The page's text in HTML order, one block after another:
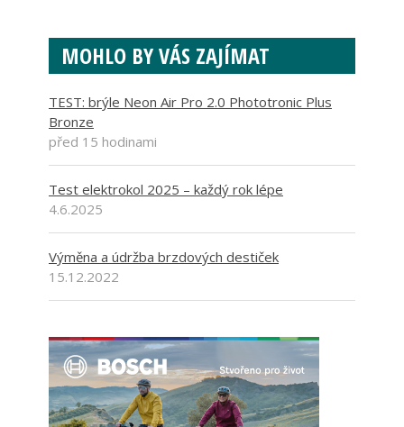
MOHLO BY VÁS ZAJÍMAT
TEST: brýle Neon Air Pro 2.0 Phototronic Plus
Bronze
před 15 hodinami
Test elektrokol 2025 – každý rok lépe
4.6.2025
Výměna a údržba brzdových destiček
15.12.2022